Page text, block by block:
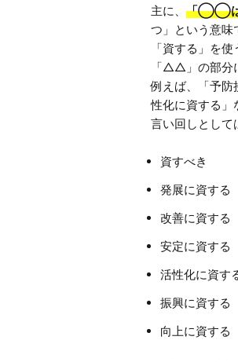
主に、 「◯◯は
つ」という意味
「資する」を
「△△」の部分
例えば、「予防
性化に資する」
資すべき
発展に資する
改善に資する
安定に資する
活性化に資す
振興に資する
向上に資する